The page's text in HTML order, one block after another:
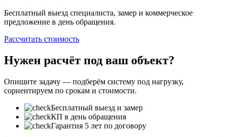
Бесплатный выезд специалиста, замер и коммерческое
предложение в день обращения.
Рассчитать стоимость
Нужен расчёт под ваш объект?
Опишите задачу — подберём систему под нагрузку,
сориентируем по срокам и стоимости.
Бесплатный выезд и замер
КП в день обращения
Гарантия 5 лет по договору